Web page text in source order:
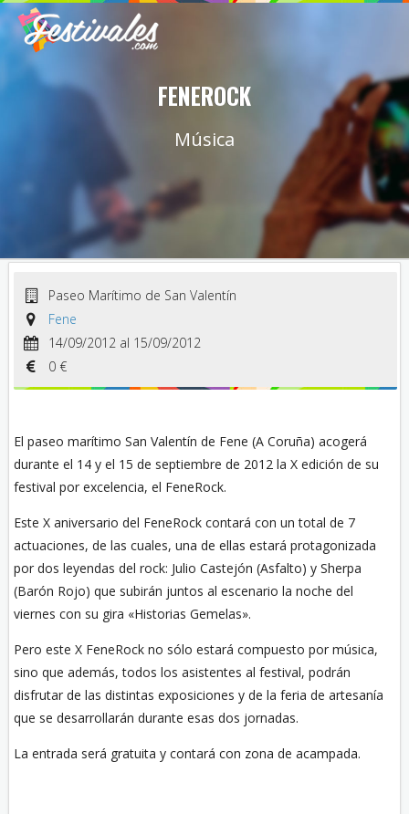
FENEROCK
Música
Paseo Marítimo de San Valentín
Fene
14/09/2012 al 15/09/2012
0 €
El paseo marítimo San Valentín de Fene (A Coruña) acogerá
durante el 14 y el 15 de septiembre de 2012 la X edición de su
festival por excelencia, el FeneRock.
Este X aniversario del FeneRock contará con un total de 7
actuaciones, de las cuales, una de ellas estará protagonizada
por dos leyendas del rock: Julio Castejón (Asfalto) y Sherpa
(Barón Rojo) que subirán juntos al escenario la noche del
viernes con su gira «Historias Gemelas».
Pero este X FeneRock no sólo estará compuesto por música,
sino que además, todos los asistentes al festival, podrán
disfrutar de las distintas exposiciones y de la feria de artesanía
que se desarrollarán durante esas dos jornadas.
La entrada será gratuita y contará con zona de acampada.